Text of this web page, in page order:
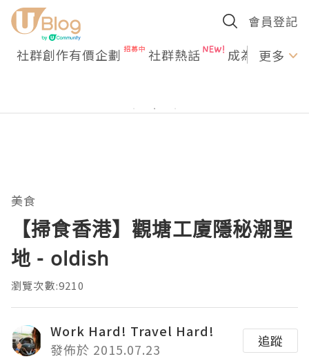
會員登記
社群創作有價企劃 社群熱話 成為U更多
美食
【掃食香港】觀塘工廈隱秘潮聖
地 - oldish
瀏覽次數:9210
Work Hard! Travel Hard!
發佈於 2015.07.23
追蹤